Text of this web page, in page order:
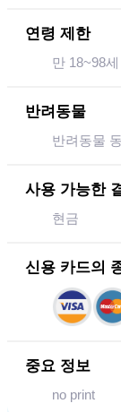
연령 제한
만 18~98
반려동물
반려동물
사용 가능한
현금
신용 카드의
중요 정보
no print